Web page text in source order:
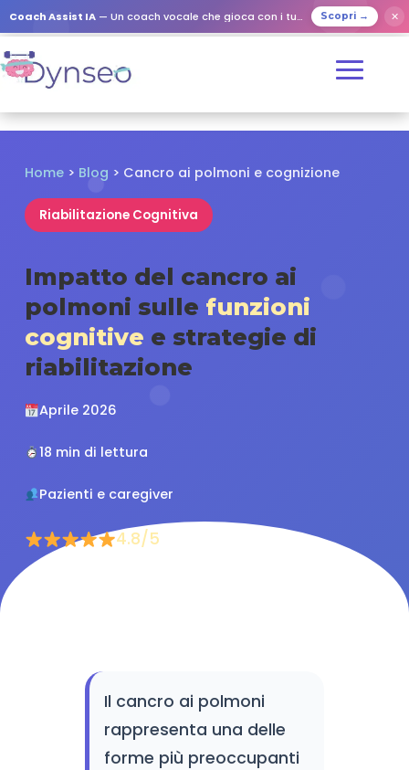
Coach Assist IA — Un coach vocale che gioca con i tuoi cari Scopri → ✕
Home > Blog > Cancro ai polmoni e cognizione
Riabilitazione Cognitiva
Impatto del cancro ai
polmoni sulle funzioni
cognitive e strategie di
riabilitazione
Aprile 2026
18 min di lettura
Pazienti e caregiver
4.8/5
Il cancro ai polmoni
rappresenta una delle
forme più preoccupanti